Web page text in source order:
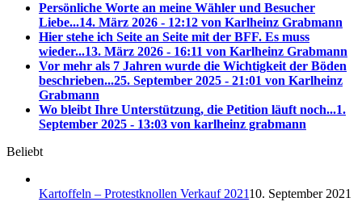
Persönliche Worte an meine Wähler und Besucher
Liebe...14. März 2026 - 12:12 von Karlheinz Grabmann
Hier stehe ich Seite an Seite mit der BFF. Es muss
wieder...13. März 2026 - 16:11 von Karlheinz Grabmann
Vor mehr als 7 Jahren wurde die Wichtigkeit der Böden
beschrieben...25. September 2025 - 21:01 von Karlheinz
Grabmann
Wo bleibt Ihre Unterstützung, die Petition läuft noch...1.
September 2025 - 13:03 von karlheinz grabmann
Beliebt
Kartoffeln – Protestknollen Verkauf 202110. September 2021